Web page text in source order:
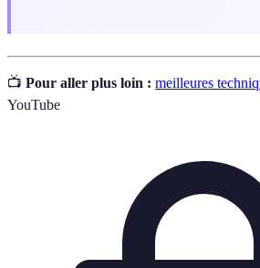
📺 Pour aller plus loin : meilleures
YouTube